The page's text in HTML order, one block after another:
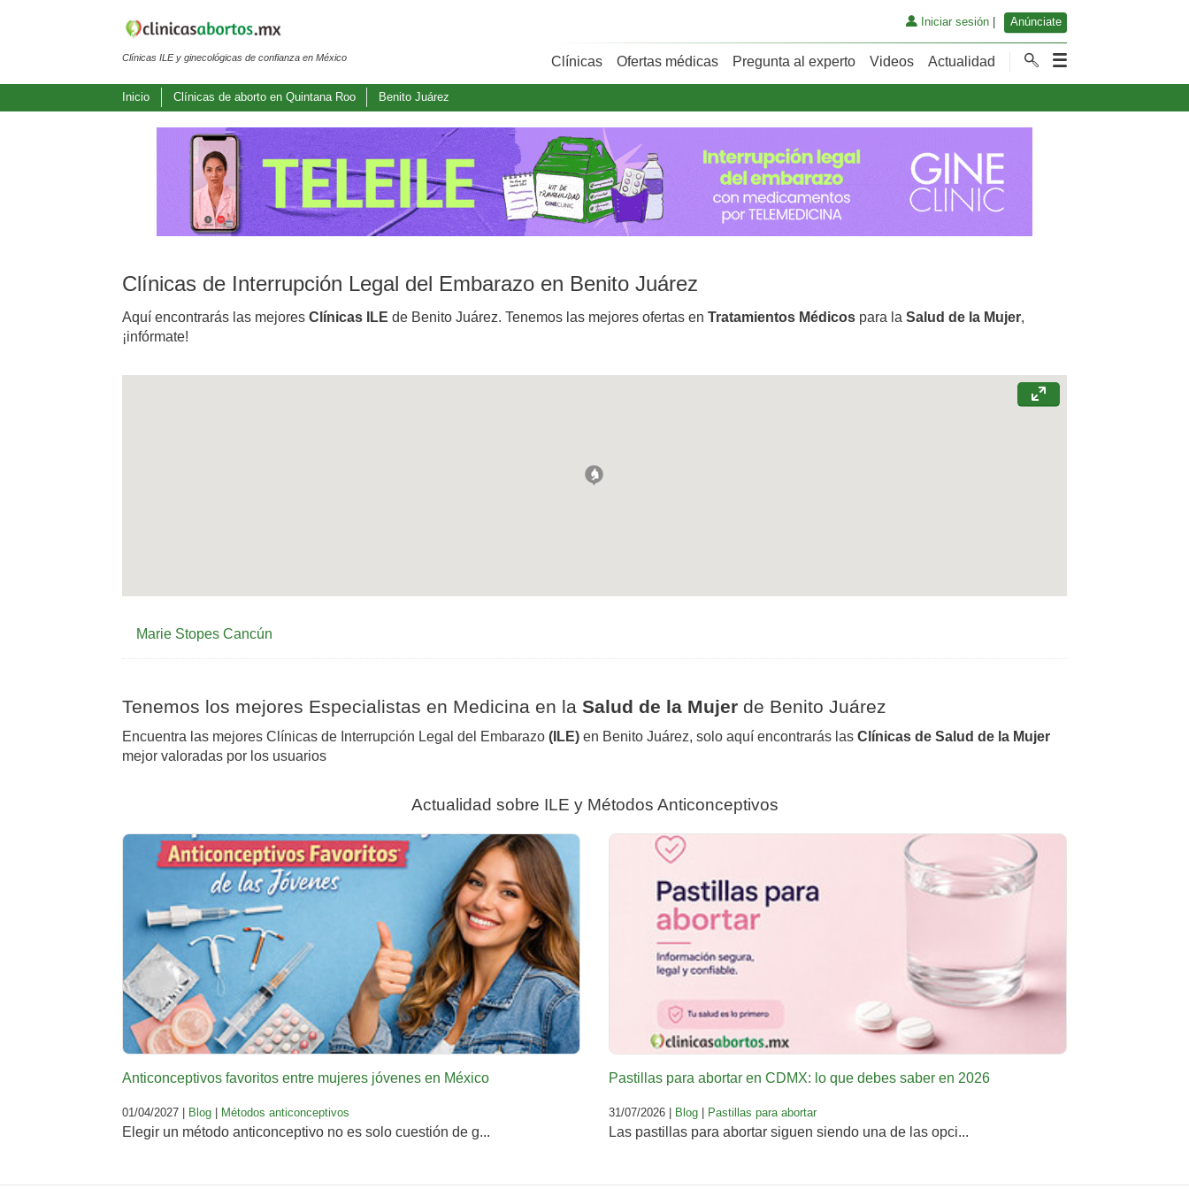
Clínicas ILE y ginecológicas de confianza en México
Iniciar sesión| Anúnciate
Clínicas Ofertas médicas Pregunta al experto Videos Actualidad
Inicio Clínicas de aborto en Quintana Roo Benito Juárez
Clínicas de Interrupción Legal del Embarazo en Benito Juárez
Aquí encontrarás las mejores Clínicas ILE de Benito Juárez. Tenemos las mejores ofertas en Tratamientos Médicos para la Salud de la Mujer,
¡infórmate!
Marie Stopes Cancún
Tenemos los mejores Especialistas en Medicina en la Salud de la Mujer de Benito Juárez
Encuentra las mejores Clínicas de Interrupción Legal del Embarazo (ILE) en Benito Juárez, solo aquí encontrarás las Clínicas de Salud de la Mujer
mejor valoradas por los usuarios
Actualidad sobre ILE y Métodos Anticonceptivos
Anticonceptivos favoritos entre mujeres jóvenes en México
01/04/2027 | Blog | Métodos anticonceptivos
Elegir un método anticonceptivo no es solo cuestión de g...
Pastillas para abortar en CDMX: lo que debes saber en 2026
31/07/2026 | Blog | Pastillas para abortar
Las pastillas para abortar siguen siendo una de las opci...